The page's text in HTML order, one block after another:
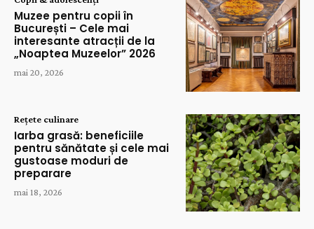
Muzee pentru copii în
București – Cele mai
interesante atracții de la
„Noaptea Muzeelor” 2026
mai 20, 2026
Rețete culinare
Iarba grasă: beneficiile
pentru sănătate și cele mai
gustoase moduri de
preparare
mai 18, 2026